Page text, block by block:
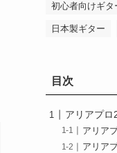
初心者向けギタ
日本製ギター
目次
アリアプロ
アリア
アリア